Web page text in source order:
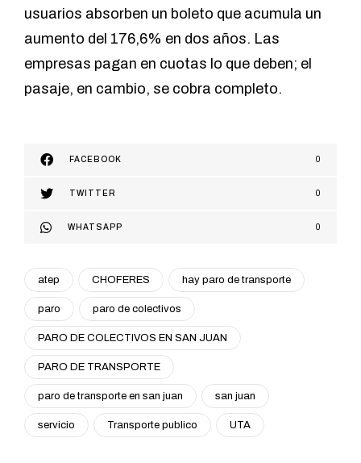
usuarios absorben un boleto que acumula un
aumento del 176,6% en dos años. Las
empresas pagan en cuotas lo que deben; el
pasaje, en cambio, se cobra completo.
FACEBOOK 0
TWITTER 0
WHATSAPP 0
atep CHOFERES hay paro de transporte
paro paro de colectivos
PARO DE COLECTIVOS EN SAN JUAN
PARO DE TRANSPORTE
paro de transporte en san juan san juan
servicio Transporte publico UTA